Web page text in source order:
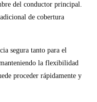
del conductor principal.
de cobertura
segura tanto para el
la flexibilidad
proceder rápidamente y